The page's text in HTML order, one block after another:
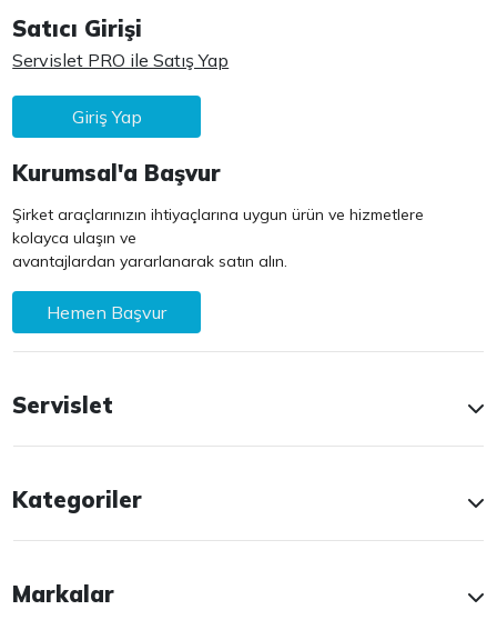
Satıcı Girişi
Servislet PRO ile Satış Yap
Giriş Yap
Kurumsal'a Başvur
Şirket araçlarınızın ihtiyaçlarına uygun ürün ve hizmetlere
kolayca ulaşın ve
avantajlardan yararlanarak satın alın.
Hemen Başvur
Servislet
Kategoriler
Markalar